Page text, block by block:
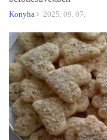
Konyha 2025. 09. 07.